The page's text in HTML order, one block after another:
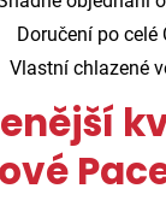
Doručení po celé
Vlastní chlazené